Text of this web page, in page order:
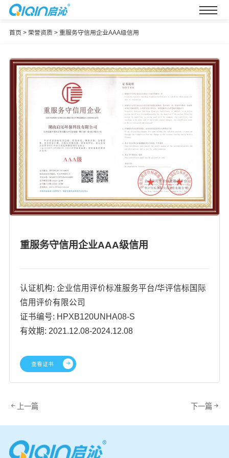
首页 > 荣誉资质> 重服务守信用企业AAA级信用
重服务守信用企业AAA级信用
认证机构: 企业信用评价标准服务平台/华评信标国际
信用评价有限公司
证书编号: HPXB120UNHA08-S
有效期: 2021.12.08-2024.12.08
查看证书
上一篇 下一篇